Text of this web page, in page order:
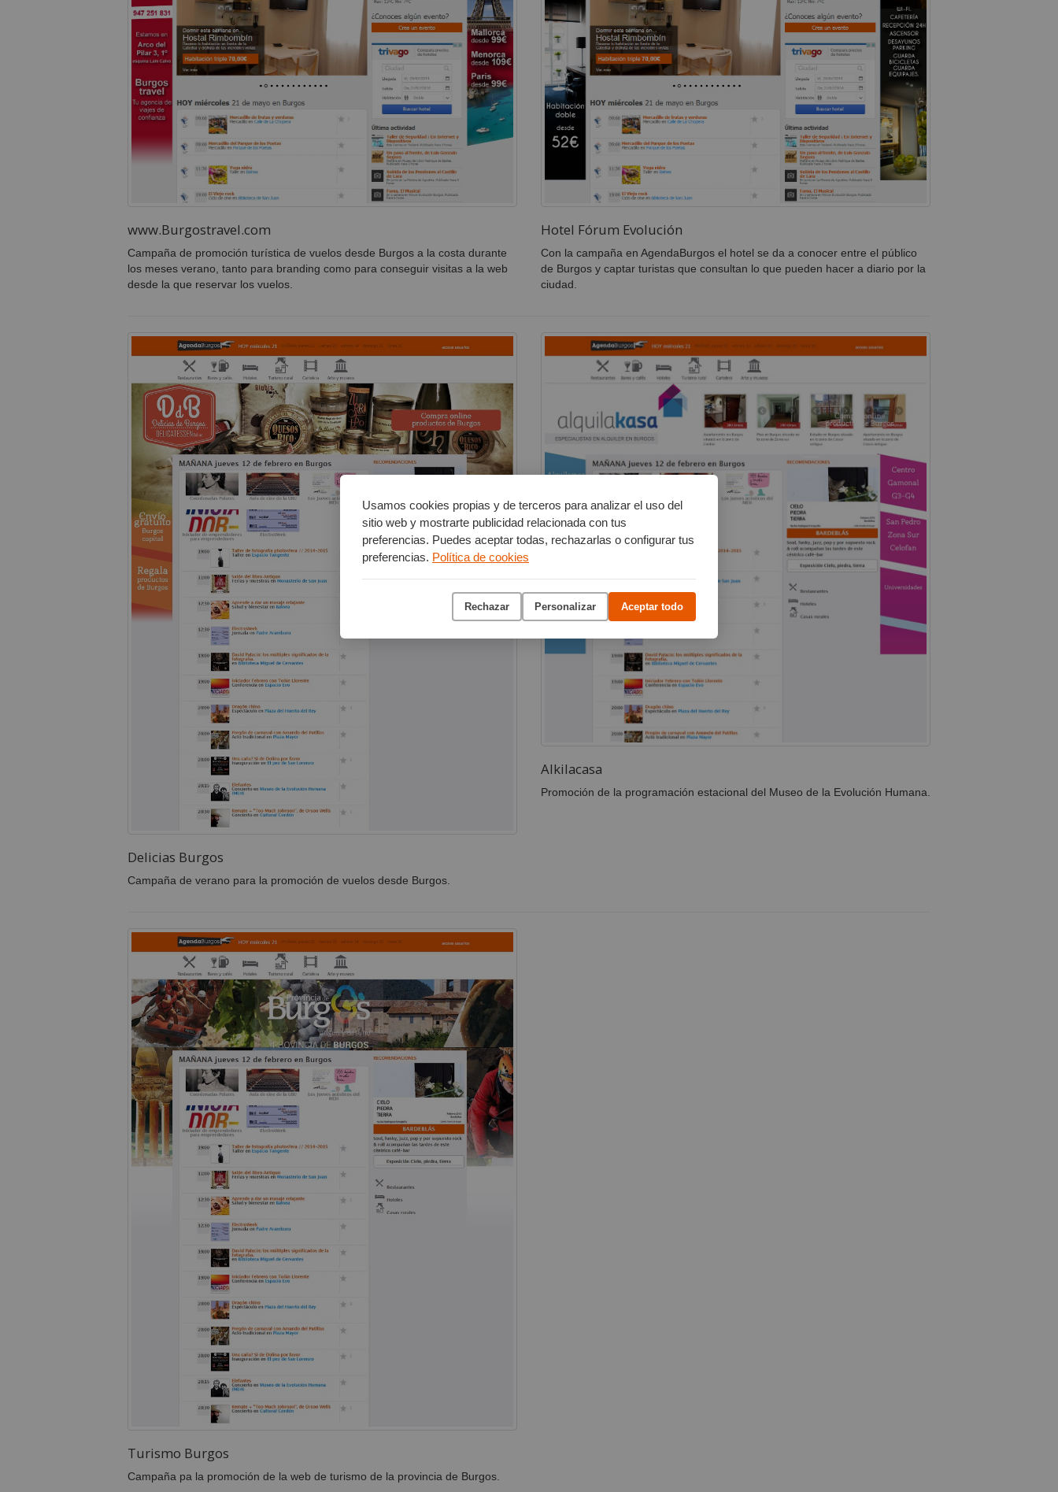
Usamos cookies propias y de terceros para analizar el uso del
sitio web y mostrarte publicidad relacionada con tus
preferencias. Puedes aceptar todas, rechazarlas o configurar tus
preferencias. Política de cookies
Rechazar Personalizar Aceptar todo
www.Burgostravel.com
Campaña de promoción turística de vuelos desde Burgos a la costa durante
los meses verano, tanto para branding como para conseguir visitas a la web
desde la que reservar los vuelos.
Hotel Fórum Evolución
Con la campaña en AgendaBurgos el hotel se da a conocer entre el público
de Burgos y captar turistas que consultan lo que pueden hacer a diario por la
ciudad.
Delicias Burgos
Campaña de verano para la promoción de vuelos desde Burgos.
Alkilacasa
Promoción de la programación estacional del Museo de la Evolución Humana.
Turismo Burgos
Campaña pa la promoción de la web de turismo de la provincia de Burgos.